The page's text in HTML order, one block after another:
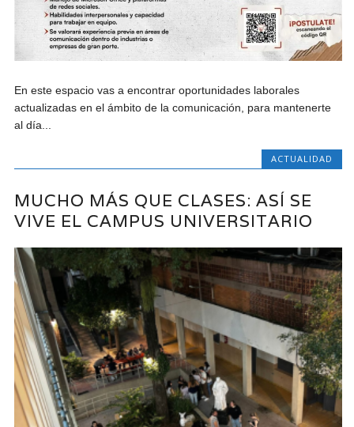
En este espacio vas a encontrar oportunidades laborales
actualizadas en el ámbito de la comunicación, para mantenerte
al día...
ACTUALIDAD
MUCHO MÁS QUE CLASES: ASÍ SE
VIVE EL CAMPUS UNIVERSITARIO